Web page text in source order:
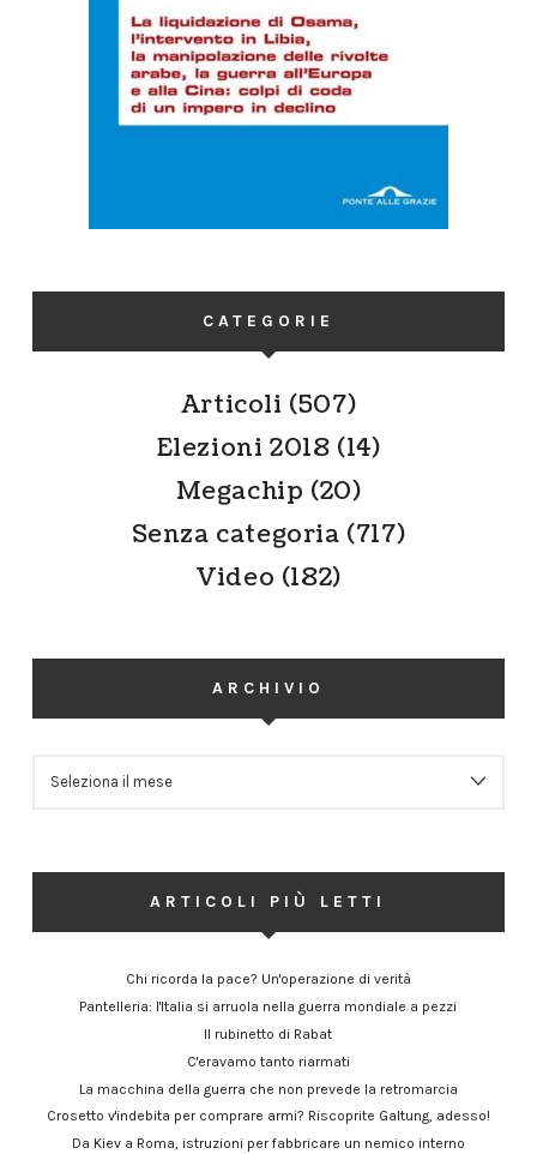
CATEGORIE
Articoli (507)
Elezioni 2018 (14)
Megachip (20)
Senza categoria (717)
Video (182)
ARCHIVIO
ARTICOLI PIÙ LETTI
Chi ricorda la pace? Un'operazione di verità
Pantelleria: l'Italia si arruola nella guerra mondiale a pezzi
Il rubinetto di Rabat
C'eravamo tanto riarmati
La macchina della guerra che non prevede la retromarcia
Crosetto v'indebita per comprare armi? Riscoprite Galtung, adesso!
Da Kiev a Roma, istruzioni per fabbricare un nemico interno